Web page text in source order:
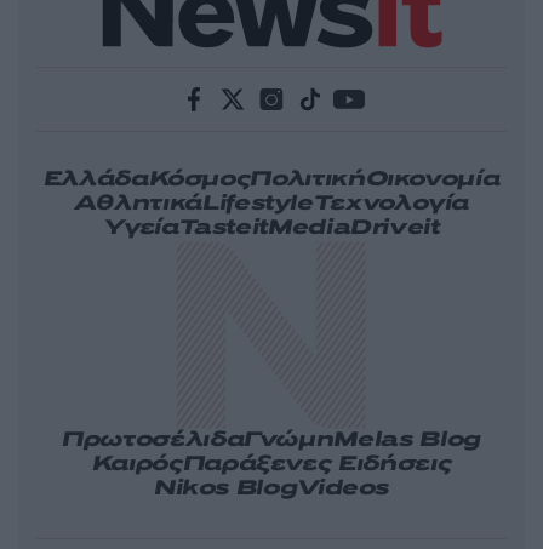
ΕλλάδαΚόσμοςΠολιτικήΟικονομία
ΑθλητικάLifestyleΤεχνολογία
ΥγείαTasteitMediaDriveit
ΠρωτοσέλιδαΓνώμηMelas Blog
ΚαιρόςΠαράξενες Ειδήσεις
Nikos BlogVideos